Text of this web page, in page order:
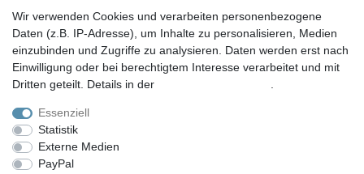
Rechtliches
Datenschutzerklärung
Impressum
Kontakt
AGB
Vertrag widerrufen
Öffnungszeiten Ladenlokal
Montag - Freitag, 00:00 - 24:00
Wir verwenden Cookies und verarbeiten personenbezogene
Daten (z.B. IP-Adresse), um Inhalte zu personalisieren, Medien
einzubinden und Zugriffe zu analysieren. Daten werden erst nach
Einwilligung oder bei berechtigtem Interesse verarbeitet und mit
Dritten geteilt. Details in der
Essenziell
Statistik
Externe Medien
PayPal